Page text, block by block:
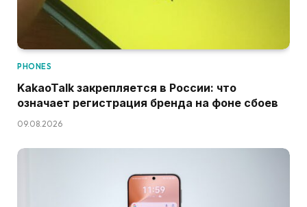
PHONES
KakaoTalk закрепляется в России: что
означает регистрация бренда на фоне сбоев
09.08.2026